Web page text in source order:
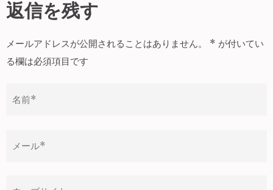
稿
ナ
ビ
ゲ
シ
返信を残す
メールアドレスが公開されることはありません。 * が付いてい
る欄は必須項目です